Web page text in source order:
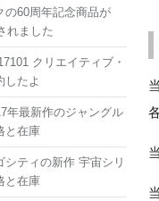
の60周年記念商品が
れました
クリエイティブ・
したよ
年最新作のジャングル
と在庫
シティの新作 宇宙シリ
と在庫